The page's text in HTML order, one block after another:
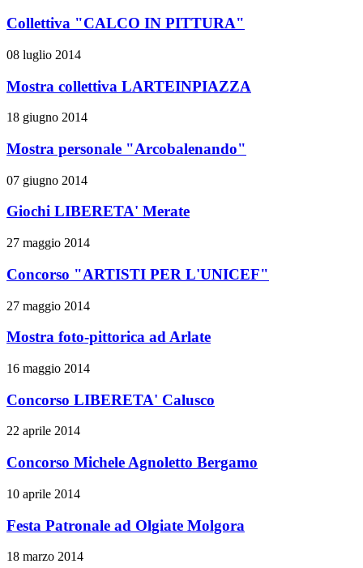
Collettiva "CALCO IN PITTURA"
08 luglio 2014
Mostra collettiva LARTEINPIAZZA
18 giugno 2014
Mostra personale "Arcobalenando"
07 giugno 2014
Giochi LIBERETA' Merate
27 maggio 2014
Concorso "ARTISTI PER L'UNICEF"
27 maggio 2014
Mostra foto-pittorica ad Arlate
16 maggio 2014
Concorso LIBERETA' Calusco
22 aprile 2014
Concorso Michele Agnoletto Bergamo
10 aprile 2014
Festa Patronale ad Olgiate Molgora
18 marzo 2014